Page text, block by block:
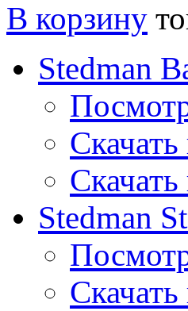
В корзину
Stedman
Скачать
Скачать
Stedman
Скачать